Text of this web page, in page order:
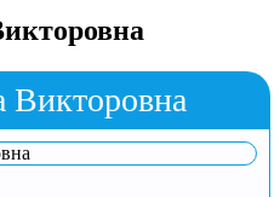
Викторовна